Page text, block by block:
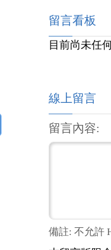
留言看板
目前尚未任
線上留言
留言內容:
備註: 不允許